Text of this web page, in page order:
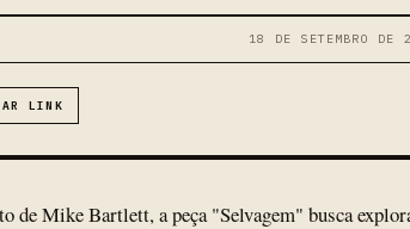
18 DE SETEMBRO
LINK
de Mike Bartlett, a peça "Selvagem" busca